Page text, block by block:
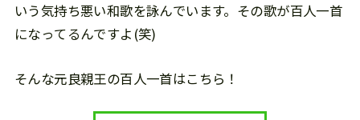
いう気持ち悪い和歌を詠んでいます。その歌が百人一首
になってるんですよ(笑)
そんな元良親王の百人一首はこちら！